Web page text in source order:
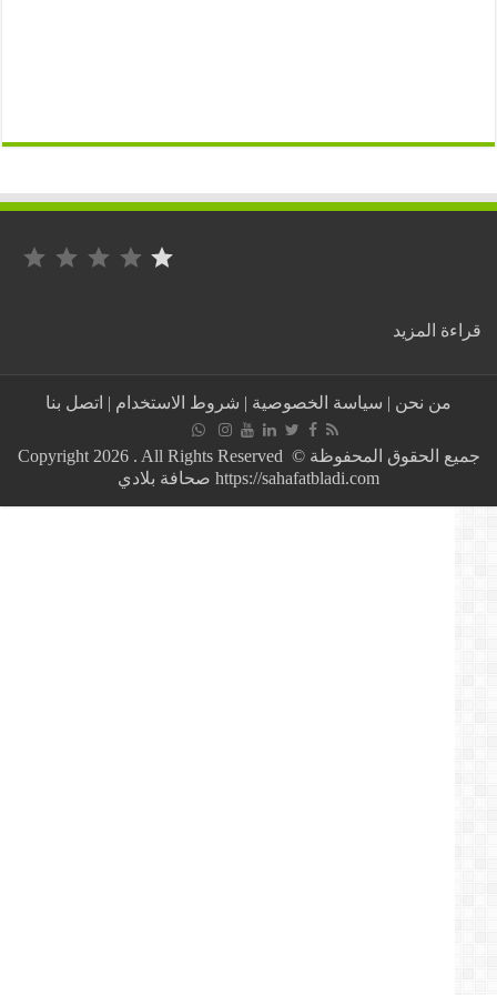
المزيد :
استقالته
اليوم
من نحن| سياسة الخصوصية|شروط الاستخدام|اتصل بنا
جميع الحقوق المحفوظة © Copyright 2026 . All Rights Reserved
https://sahafatbladi.com صحافة بلادي